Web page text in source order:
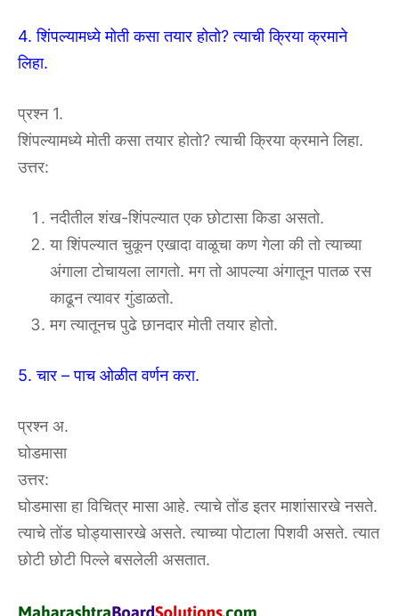
4. शिंपल्यामध्ये मोती कसा तयार होतो? त्याची क्रिया क्रमाने
लिहा.
प्रश्न 1.
शिंपल्यामध्ये मोती कसा तयार होतो? त्याची क्रिया क्रमाने लिहा.
उत्तर:
नदीतील शंख-शिंपल्यात एक छोटासा किडा असतो.
या शिंपल्यात चुकून एखादा वाळूचा कण गेला की तो त्याच्या
अंगाला टोचायला लागतो. मग तो आपल्या अंगातून पातळ रस
काढून त्यावर गुंडाळतो.
मग त्यातूनच पुढे छानदार मोती तयार होतो.
5. चार – पाच ओळीत वर्णन करा.
प्रश्न अ.
घोडमासा
उत्तर:
घोडमासा हा विचित्र मासा आहे. त्याचे तोंड इतर माशांसारखे नसते.
त्याचे तोंड घोड्यासारखे असते. त्याच्या पोटाला पिशवी असते. त्यात
छोटी छोटी पिल्ले बसलेली असतात.